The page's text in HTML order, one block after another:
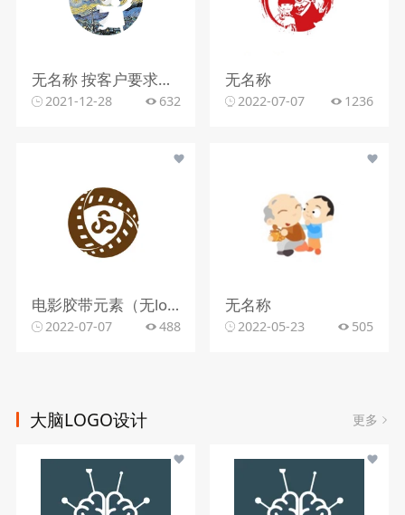
无名称 按客户要求制作矢量卡通logo
2021-12-28 632
无名称
2022-07-07 1236
电影胶带元素（无logo名称）
2022-07-07 488
无名称
2022-05-23 505
大脑LOGO设计 更多